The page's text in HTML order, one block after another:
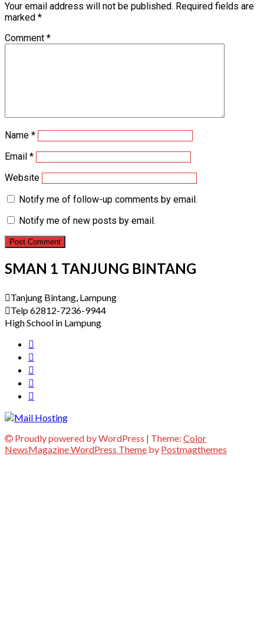
Your email address will not be published. Required fields are
marked *
Comment *
Name *
Email *
Website
Notify me of follow-up comments by email.
Notify me of new posts by email.
SMAN 1 TANJUNG BINTANG
Tanjung Bintang, Lampung
Telp 62812-7236-9944
High School in Lampung
Proudly powered by WordPress | Theme: Color
NewsMagazine WordPress Theme by Postmagthemes